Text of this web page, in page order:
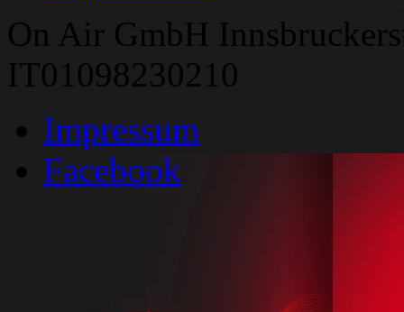
On Air GmbH
IT01098230210
Impressum
Facebook